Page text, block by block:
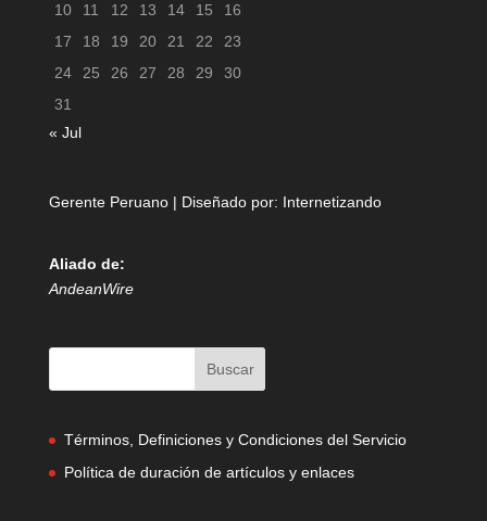
10
11 12 13 14 15
16
17
18 19 20 21 22
23
24
25 26 27 28 29
30
31
« Jul
Gerente Peruano | Diseñado por: Internetizando
Aliado de:
AndeanWire
Términos, Definiciones y Condiciones del Servicio
Política de duración de artículos y enlaces